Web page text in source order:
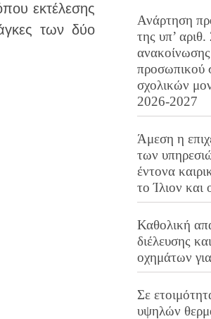
εκτέλεσης
των δύο
Ανάρτηση
της υπ’
προσωπικού
σχολικών
2026-2027
Άμεση η
των
έντονα
το Ίλιον και
Καθολική
διέλευσης
οχημάτων
Σε
υψηλών